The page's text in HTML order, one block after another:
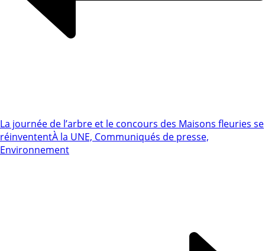
La journée de l’arbre et le concours des Maisons fleuries se
réinvententÀ la UNE, Communiqués de presse,
Environnement